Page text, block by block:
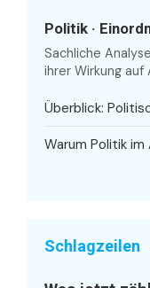
Politik ·
Sachliche
ihrer Wirkung
Überblick:
Warum Politik
Schlagzeilen